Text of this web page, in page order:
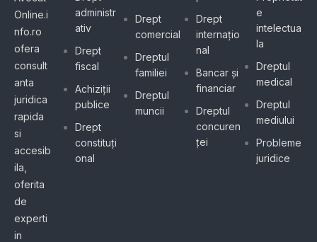
Online.i
nfo.ro
ofera
consult
anta
juridica
rapida
si
accesib
ila,
oferita
de
experti
in
administr
ativ
Drept
fiscal
Achiziții
publice
Drept
constituți
onal
Drept
comercial
Dreptul
familiei
Dreptul
muncii
Drept
internațio
nal
Bancar și
financiar
Dreptul
concuren
ței
e
intelectua
la
Dreptul
medical
Dreptul
mediului
Probleme
juridice